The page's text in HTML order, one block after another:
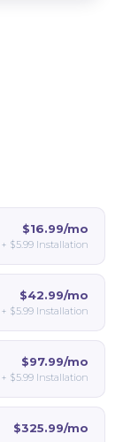
$16.99/mo
+ $5.99 Installation
$42.99/mo
+ $5.99 Installation
$97.99/mo
+ $5.99 Installation
$325.99/mo